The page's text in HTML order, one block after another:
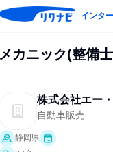
インタ
メカニック(整備
株式会社エー
自動車販売
静岡県